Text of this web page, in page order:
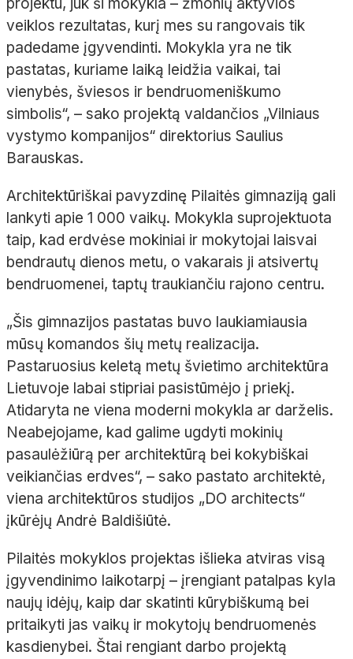
projektu, juk ši mokykla – žmonių aktyvios
veiklos rezultatas, kurį mes su rangovais tik
padedame įgyvendinti. Mokykla yra ne tik
pastatas, kuriame laiką leidžia vaikai, tai
vienybės, šviesos ir bendruomeniškumo
simbolis“, – sako projektą valdančios „Vilniaus
vystymo kompanijos“ direktorius Saulius
Barauskas.
Architektūriškai pavyzdinę Pilaitės gimnaziją gali
lankyti apie 1 000 vaikų. Mokykla suprojektuota
taip, kad erdvėse mokiniai ir mokytojai laisvai
bendrautų dienos metu, o vakarais ji atsivertų
bendruomenei, taptų traukiančiu rajono centru.
„Šis gimnazijos pastatas buvo laukiamiausia
mūsų komandos šių metų realizacija.
Pastaruosius keletą metų švietimo architektūra
Lietuvoje labai stipriai pasistūmėjo į priekį.
Atidaryta ne viena moderni mokykla ar darželis.
Neabejojame, kad galime ugdyti mokinių
pasaulėžiūrą per architektūrą bei kokybiškai
veikiančias erdves“, – sako pastato architektė,
viena architektūros studijos „DO architects“
įkūrėjų Andrė Baldišiūtė.
Pilaitės mokyklos projektas išlieka atviras visą
įgyvendinimo laikotarpį – įrengiant patalpas kyla
naujų idėjų, kaip dar skatinti kūrybiškumą bei
pritaikyti jas vaikų ir mokytojų bendruomenės
kasdienybei. Štai rengiant darbo projektą